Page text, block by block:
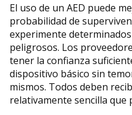
El uso de un AED puede
probabilidad de
experimente
peligrosos. Los
tener la confianza
dispositivo básico sin
mismos. Todos deben
relativamente sencilla que